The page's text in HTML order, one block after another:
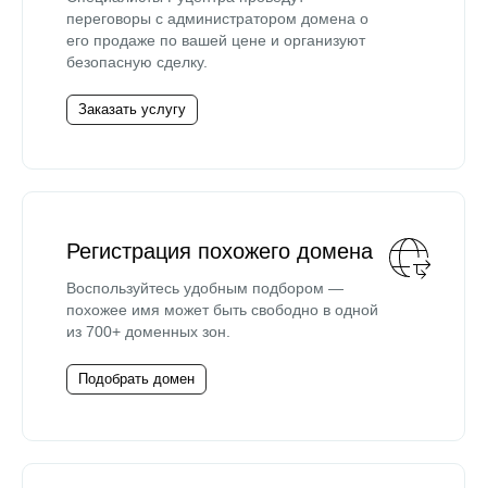
переговоры с администратором домена о
его продаже по вашей цене и организуют
безопасную сделку.
Заказать услугу
Регистрация похожего домена
Воспользуйтесь удобным подбором —
похожее имя может быть свободно в одной
из 700+ доменных зон.
Подобрать домен